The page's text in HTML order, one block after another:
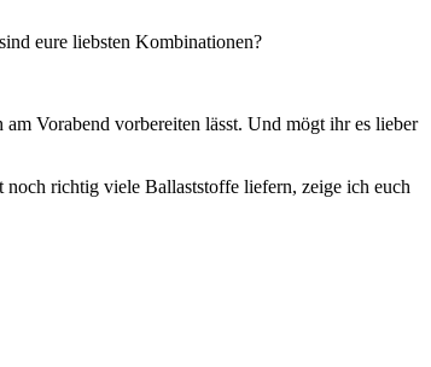
eure liebsten Kombinationen?
Vorabend vorbereiten lässt. Und mögt ihr es lieber
noch richtig viele Ballaststoffe liefern, zeige ich euch